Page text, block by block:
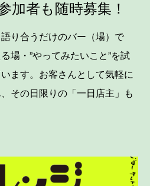
加者も随時募集！
り合うだけのバー（場）で
場・”やってみたいこと”を試
ます。お客さんとして気軽に
その日限りの「一日店主」も